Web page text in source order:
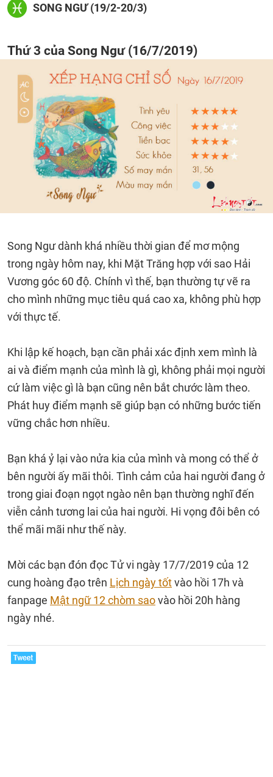
SONG NGƯ (19/2-20/3)
Thứ 3 của Song Ngư (16/7/2019)
Song Ngư dành khá nhiều thời gian để mơ mộng
trong ngày hôm nay, khi Mặt Trăng hợp với sao Hải
Vương góc 60 độ. Chính vì thế, bạn thường tự vẽ ra
cho mình những mục tiêu quá cao xa, không phù hợp
với thực tế.
Khi lập kế hoạch, bạn cần phải xác định xem mình là
ai và điểm mạnh của mình là gì, không phải mọi người
cứ làm việc gì là bạn cũng nên bắt chước làm theo.
Phát huy điểm mạnh sẽ giúp bạn có những bước tiến
vững chắc hơn nhiều.
Bạn khá ỷ lại vào nửa kia của mình và mong có thể ở
bên người ấy mãi thôi. Tình cảm của hai người đang ở
trong giai đoạn ngọt ngào nên bạn thường nghĩ đến
viễn cảnh tương lai của hai người. Hi vọng đôi bên có
thể mãi mãi như thế này.
Mời các bạn đón đọc Tử vi ngày 17/7/2019 của 12
cung hoàng đạo trên Lịch ngày tốtvào hồi 17h và
fanpage Mật ngữ 12 chòm saovào hồi 20h hàng
ngày nhé.